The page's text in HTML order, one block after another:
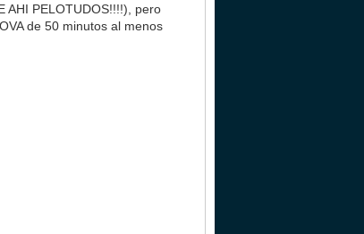
AHI PELOTUDOS!!!!), pero
de 50 minutos al menos